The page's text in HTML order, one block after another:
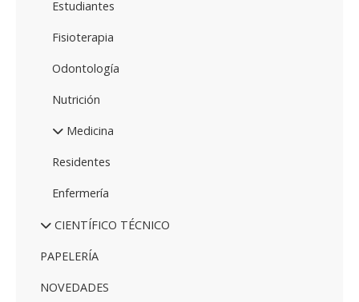
Estudiantes
Fisioterapia
Odontología
Nutrición
Medicina
Residentes
Enfermería
CIENTÍFICO TÉCNICO
PAPELERÍA
NOVEDADES